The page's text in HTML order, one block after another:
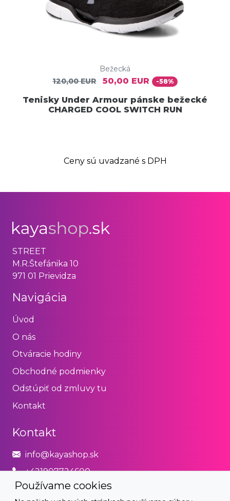
Bežecká
120,00 EUR
50,00 EUR -58%
Tenisky Under Armour pánske bežecké
CHARGED COOL SWITCH RUN
Ceny sú uvadzané s DPH
Používame cookies
STREET
M.R.Štefánika 10
971 01 Prievidza
Navigácia
Úvod
O nás
Otváracie hodiny
Obchodné podmienky
Odstúpiť od zmluvy tu
Kontakt
Kontakt
info@kayashop.sk
+421907724600
Právne